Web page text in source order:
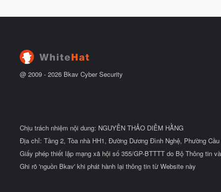
@ 2009 - 2026 Bkav Cyber Security
Chịu trách nhiệm nội dung: NGUYỄN THẢO DIỄM HẰNG
Địa chỉ: Tầng 2, Tòa nhà HH1, Đường Dương Đình Nghệ, Phường
Giấy phép thiết lập mạng xã hội số 355/GP-BTTTT do Bộ Thông tin
Ghi rõ 'nguồn Bkav' khi phát hành lại thông tin từ Website này